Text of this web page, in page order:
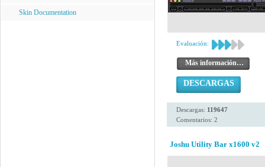
Skin Documentation
Evaluación:
Más información…
DESCARGAS
Descargas: 119647
Comentarios: 2
Joshu Utility Bar x1600 v2